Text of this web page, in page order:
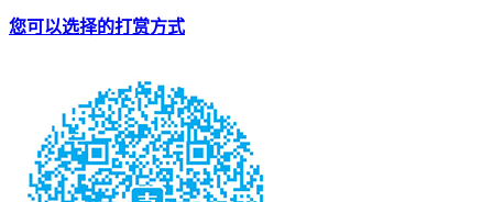
您可以选择的打赏方式